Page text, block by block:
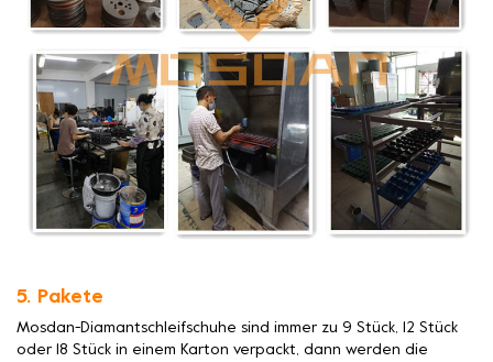
5. Pakete
Mosdan-Diamantschleifschuhe sind immer zu 9 Stück, 12 Stück
oder 18 Stück in einem Karton verpackt, dann werden die